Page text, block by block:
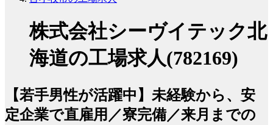
株式会社シーヴイテック北
海道の工場求人(782169)
【若手男性が活躍中】未経験から、安
定企業で直雇用／寮完備／来月までの